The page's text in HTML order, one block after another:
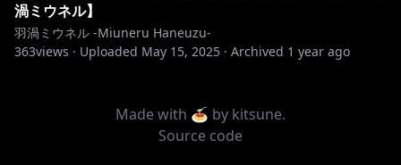
渦ミウネル】
羽渦ミウネル -Miuneru Haneuzu-
363views · Uploaded May 15, 2025 · Archived 1 year ago
Made with 🍝 by kitsune.
Source code